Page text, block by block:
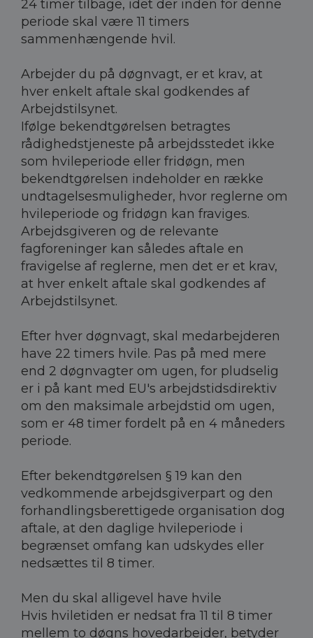
24 timer tilbage, idet der inden for denne
periode skal være 11 timers
sammenhængende hvil.
Arbejder du på døgnvagt, er et krav, at
hver enkelt aftale skal godkendes af
Arbejdstilsynet.
Ifølge bekendtgørelsen betragtes
rådighedstjeneste på arbejdsstedet ikke
som hvileperiode eller fridøgn, men
bekendtgørelsen indeholder en række
undtagelsesmuligheder, hvor reglerne om
hvileperiode og fridøgn kan fraviges.
Arbejdsgiveren og de relevante
fagforeninger kan således aftale en
fravigelse af reglerne, men det er et krav,
at hver enkelt aftale skal godkendes af
Arbejdstilsynet.
Efter hver døgnvagt, skal medarbejderen
have 22 timers hvile. Pas på med mere
end 2 døgnvagter om ugen, for pludselig
er i på kant med EU's arbejdstidsdirektiv
om den maksimale arbejdstid om ugen,
som er 48 timer fordelt på en 4 måneders
periode.
Efter bekendtgørelsen § 19 kan den
vedkommende arbejdsgiverpart og den
forhandlingsberettigede organisation dog
aftale, at den daglige hvileperiode i
begrænset omfang kan udskydes eller
nedsættes til 8 timer.
Men du skal alligevel have hvile
Hvis hviletiden er nedsat fra 11 til 8 timer
mellem to døgns hovedarbejder, betyder